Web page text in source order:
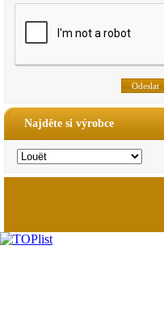
Najděte si výrobce